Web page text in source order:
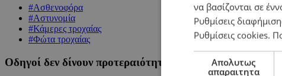
#Ασθενοφόρα
#Αστυνομία
#Κάμερες τροχαίας
#Φώτα τροχαίας
Οδηγοί δεν δίνουν προτεραιότητα στα ασθενοφόρα σε
να βασίζονται σε
Ρυθμίσεις
Ρυθμίσεις cookies.
Απολυτως
απαραιτητα